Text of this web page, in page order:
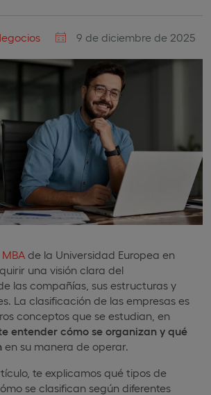
9 de diciembre de 2025
MBA de la Universidad Europea en
una visión clara del
las compañías, sus estructuras y
La clasificación de las empresas es
conceptos que se estudian, en
entender cómo se organizan y qué
en su manera de operar.
te explicamos qué tipos de
se clasifican según diferentes